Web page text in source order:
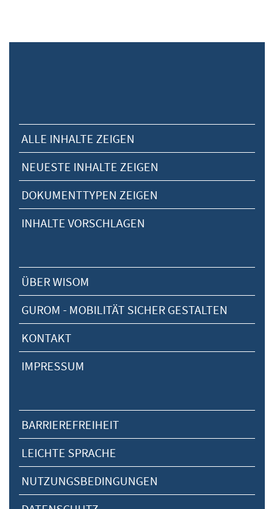
ALLE INHALTE ZEIGEN
NEUESTE INHALTE ZEIGEN
DOKUMENTTYPEN ZEIGEN
INHALTE VORSCHLAGEN
ÜBER WISOM
GUROM - MOBILITÄT SICHER GESTALTEN
KONTAKT
IMPRESSUM
BARRIEREFREIHEIT
LEICHTE SPRACHE
NUTZUNGSBEDINGUNGEN